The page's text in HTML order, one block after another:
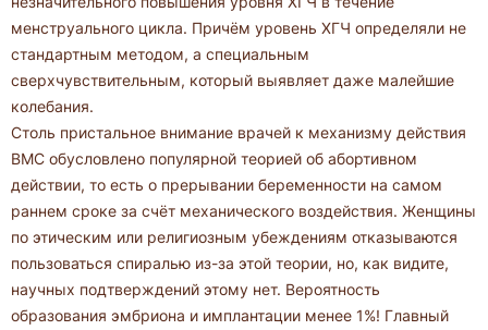
менструального цикла. Причём уровень ХГЧ определяли не
стандартным методом, а специальным
сверхчувствительным, который выявляет даже малейшие
колебания.
Столь пристальное внимание врачей к механизму действия
ВМС обусловлено популярной теорией об абортивном
действии, то есть о прерывании беременности на самом
раннем сроке за счёт механического воздействия. Женщины
по этическим или религиозным убеждениям отказываются
пользоваться спиралью из-за этой теории, но, как видите,
научных подтверждений этому нет. Вероятность
образования эмбриона и имплантации менее 1%! Главный